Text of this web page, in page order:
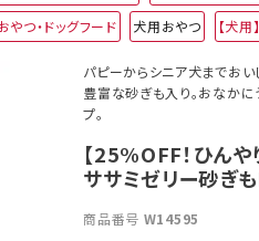
防虫用品
替え・交換パーツ
服・ウェア
散歩
やつ・ドッグフード 犬用おやつ 【犬
パピーからシニア犬までお
豊富な砂ぎも入り。おなかに
プ。
【25%OFF！ひん
ササミゼリー砂ぎ
商品番号 W14595